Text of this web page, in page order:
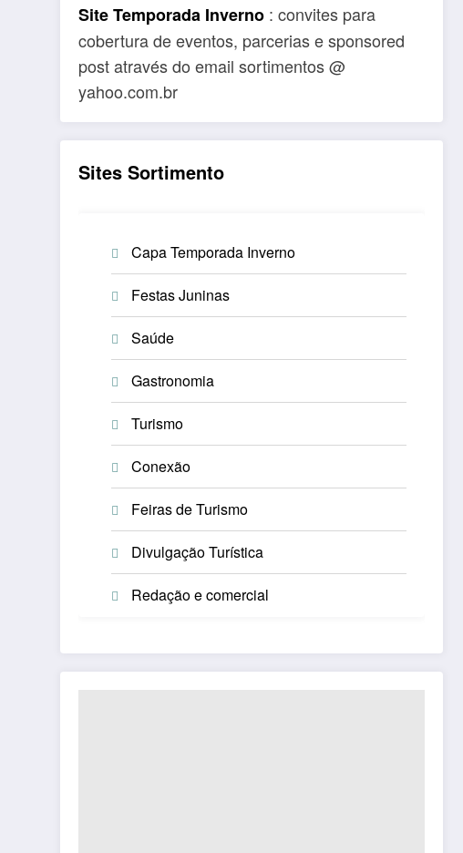
Site Temporada Inverno : convites para
cobertura de eventos, parcerias e sponsored
post através do email sortimentos @
yahoo.com.br
Sites Sortimento
Capa Temporada Inverno
Festas Juninas
Saúde
Gastronomia
Turismo
Conexão
Feiras de Turismo
Divulgação Turística
Redação e comercial